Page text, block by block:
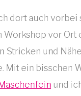
dort auch vorbei
vor Ort
Stricken und
ein bisschen
und